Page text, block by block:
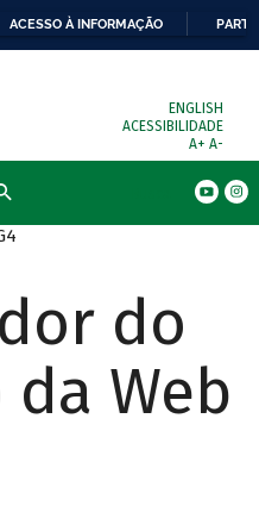
ACESSO À INFORMAÇÃO
ENGLISH
ACESSIBILIDADE
A+ A-
do
Web